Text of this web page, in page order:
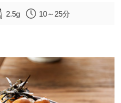
2.5g 10～25分